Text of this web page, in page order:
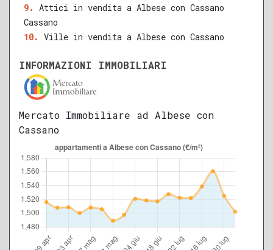
Attici in vendita a Albese con Cassano
Cassano
Ville in vendita a Albese con Cassano
INFORMAZIONI IMMOBILIARI
Mercato Immobiliare ad Albese con
Cassano